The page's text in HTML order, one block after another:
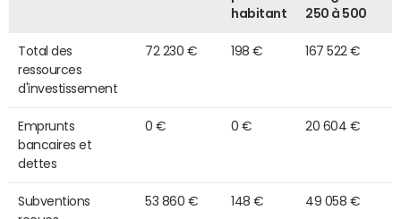
habitant
250 à 500
Total des
ressources
d'investissement
72 230 € 198 € 167 522 €
Emprunts
bancaires et
dettes
0 € 0 € 20 604 €
Subventions
53 860 € 148 € 49 058 €